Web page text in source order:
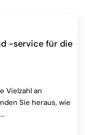
-service für die
Vielzahl an
Sie heraus, wie